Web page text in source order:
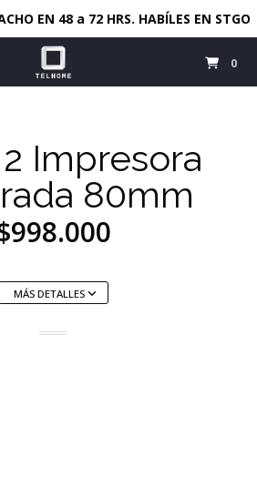
EN 48 a 72 HRS. HABÍLES EN STGO
0
Impresora
80mm
MÁS DETALLES